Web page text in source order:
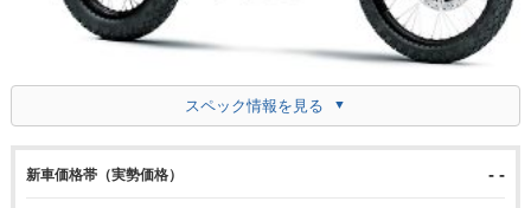
スペック情報を見る
新車価格帯（実勢価格） - -